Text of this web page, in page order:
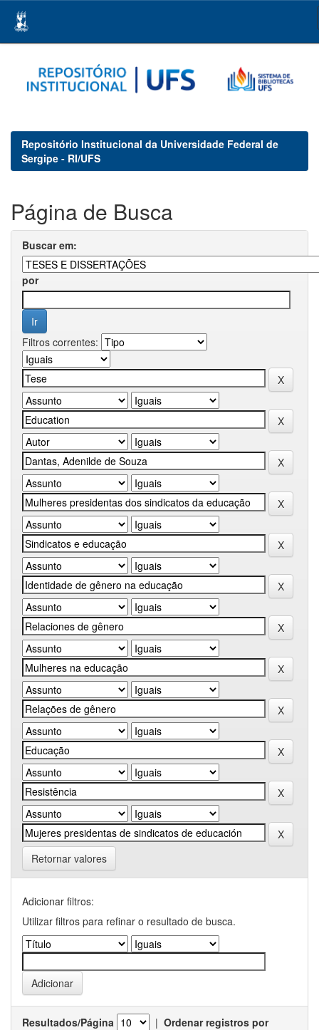
navigation
Repositório Institucional da Universidade Federal de
Sergipe - RI/UFS
Página de Busca
Buscar em:
por
Filtros correntes:
Retornar valores
Adicionar filtros:
Utilizar filtros para refinar o resultado de busca.
Resultados/Página | Ordenar registros por